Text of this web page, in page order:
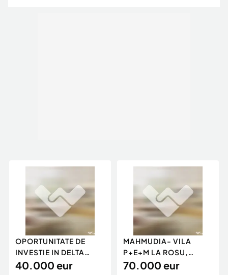
OPORTUNITATE DE
INVESTIE IN DELTA
DUNARII-TEREN
40.000 eur
MAHMUDIA- VILA
P+E+M LA ROSU,
TEREN 1250 MP
70.000 eur